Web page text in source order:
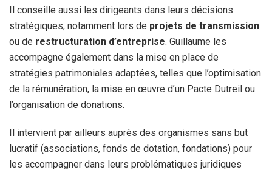
Il conseille aussi les dirigeants dans leurs décisions
stratégiques, notamment lors de projets de transmission
ou de restructuration d’entreprise. Guillaume les
accompagne également dans la mise en place de
stratégies patrimoniales adaptées, telles que l’optimisation
de la rémunération, la mise en œuvre d’un Pacte Dutreil ou
l’organisation de donations.
Il intervient par ailleurs auprès des organismes sans but
lucratif (associations, fonds de dotation, fondations) pour
les accompagner dans leurs problématiques juridiques